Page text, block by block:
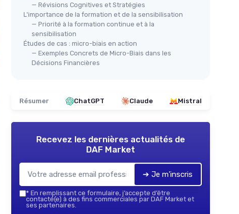
— Révisions Cognitives et Stratégies
L'importance de la formation et de la sensibilisation
— Priorité à la formation continue et à la
sensibilisation
Études de cas : micro-biais en action
— Exemples Concrets de Micro-Biais dans les
Décisions Financières
Résumer ChatGPT Claude Mistral
Recevez les dernières actualités de
DAF Market
➔ Je m'inscris
* En remplissant ce formulaire, j’accepte d’être
contacté(e) à des fins commerciales par DAF Market et
ses partenaires.